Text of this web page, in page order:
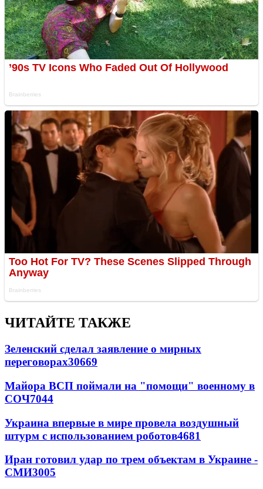
ЧИТАЙТЕ ТАКЖЕ
Зеленский сделал заявление о мирных
переговорах30669
Майора ВСП поймали на "помощи" военному в
СОЧ7044
Украина впервые в мире провела воздушный
штурм с использованием роботов4681
Иран готовил удар по трем объектам в Украине -
СМИ3005